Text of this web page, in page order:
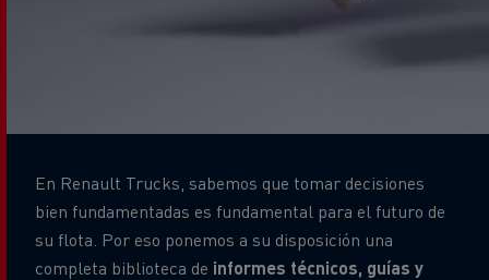
En Renault Trucks, sabemos que tomar decisiones
bien fundamentadas es fundamental para el futuro de
su flota. Por eso ponemos a su disposición una
completa biblioteca de informes técnicos, guías y